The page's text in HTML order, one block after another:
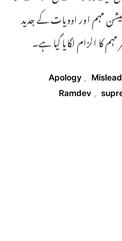
مہم اور ادویات کے جدید
کا الزام لگایا گیا ہے۔
Apology ,
Ramdev ,